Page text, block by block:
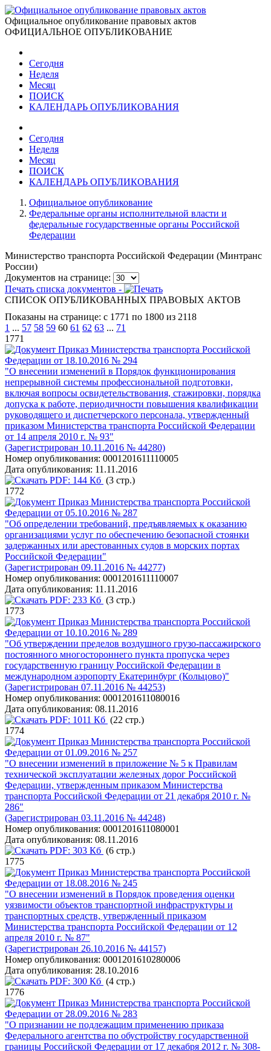
Официальное опубликование правовых актов
ОФИЦИАЛЬНОЕ ОПУБЛИКОВАНИЕ
Сегодня
Неделя
Месяц
ПОИСК
КАЛЕНДАРЬ ОПУБЛИКОВАНИЯ
Сегодня
Неделя
Месяц
ПОИСК
КАЛЕНДАРЬ ОПУБЛИКОВАНИЯ
Официальное опубликование
Федеральные органы исполнительной власти и
федеральные государственные органы Российской
Федерации
Министерство транспорта Российской Федерации (Минтранс
России)
Документов на странице:
Печать списка документов -
СПИСОК ОПУБЛИКОВАННЫХ ПРАВОВЫХ АКТОВ
Показаны на странице: с 1771 по 1800 из 2118
1 ... 57 58 59 60 61 62 63 ... 71
1771
Приказ Министерства транспорта Российской
Федерации от 18.10.2016 № 294
"О внесении изменений в Порядок функционирования
непрерывной системы профессиональной подготовки,
включая вопросы освидетельствования, стажировки, порядка
допуска к работе, периодичности повышения квалификации
руководящего и диспетчерского персонала, утвержденный
приказом Министерства транспорта Российской Федерации
от 14 апреля 2010 г. № 93"
(Зарегистрирован 10.11.2016 № 44280)
Номер опубликования: 0001201611110005
Дата опубликования: 11.11.2016
PDF: 144 Кб (3 стр.)
1772
Приказ Министерства транспорта Российской
Федерации от 05.10.2016 № 287
"Об определении требований, предъявляемых к оказанию
организациями услуг по обеспечению безопасной стоянки
задержанных или арестованных судов в морских портах
Российской Федерации"
(Зарегистрирован 09.11.2016 № 44277)
Номер опубликования: 0001201611110007
Дата опубликования: 11.11.2016
PDF: 233 Кб (3 стр.)
1773
Приказ Министерства транспорта Российской
Федерации от 10.10.2016 № 289
"Об утверждении пределов воздушного грузо-пассажирского
постоянного многостороннего пункта пропуска через
государственную границу Российской Федерации в
международном аэропорту Екатеринбург (Кольцово)"
(Зарегистрирован 07.11.2016 № 44253)
Номер опубликования: 0001201611080016
Дата опубликования: 08.11.2016
PDF: 1011 Кб (22 стр.)
1774
Приказ Министерства транспорта Российской
Федерации от 01.09.2016 № 257
"О внесении изменений в приложение № 5 к Правилам
технической эксплуатации железных дорог Российской
Федерации, утвержденным приказом Министерства
транспорта Российской Федерации от 21 декабря 2010 г. №
286"
(Зарегистрирован 03.11.2016 № 44248)
Номер опубликования: 0001201611080001
Дата опубликования: 08.11.2016
PDF: 303 Кб (6 стр.)
1775
Приказ Министерства транспорта Российской
Федерации от 18.08.2016 № 245
"О внесении изменений в Порядок проведения оценки
уязвимости объектов транспортной инфраструктуры и
транспортных средств, утвержденный приказом
Министерства транспорта Российской Федерации от 12
апреля 2010 г. № 87"
(Зарегистрирован 26.10.2016 № 44157)
Номер опубликования: 0001201610280006
Дата опубликования: 28.10.2016
PDF: 300 Кб (4 стр.)
1776
Приказ Министерства транспорта Российской
Федерации от 28.09.2016 № 283
"О признании не подлежащим применению приказа
Федерального агентства по обустройству государственной
границы Российской Федерации от 17 декабря 2012 г. № 308-